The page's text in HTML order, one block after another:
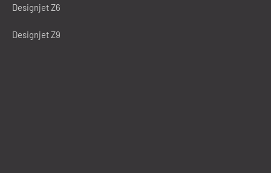
Designjet Z6
Designjet Z9